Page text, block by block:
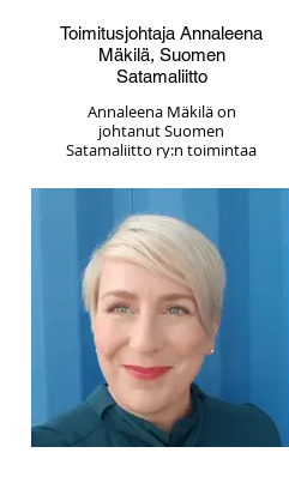
Toimitusjohtaja Annaleena
Mäkilä, Suomen
Satamaliitto
Annaleena Mäkilä on
johtanut Suomen
Satamaliitto ry:n toimintaa
ennen hänellä on pitkä ura
elinkeinoelämän ja
teollisuuden edunvalvonnan
tehtävistä Elinkeinoelämän
keskusliitossa ja tämän
edeltäjäorganisaatioissa
Teollisuuden ja Työantajien
keskusliitossa sekä
Palvelutyönantajissa.
Elinkeinoelämän
keskusliitossa Mäkilän
vastuualue kattoi
yhdistyksen strategisen
suunnittelun sekä